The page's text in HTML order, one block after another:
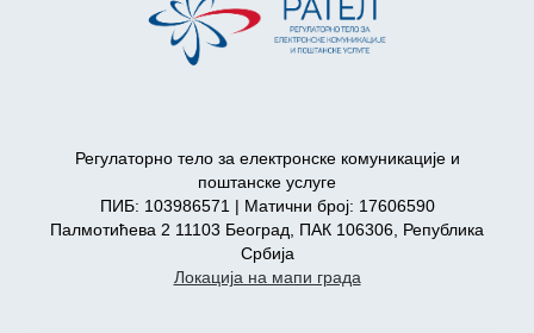
Регулаторно тело за електронске комуникације и
поштанске услуге
ПИБ: 103986571 | Матични број: 17606590
Палмотићева 2 11103 Београд, ПАК 106306, Република
Србија
Локација на мапи града